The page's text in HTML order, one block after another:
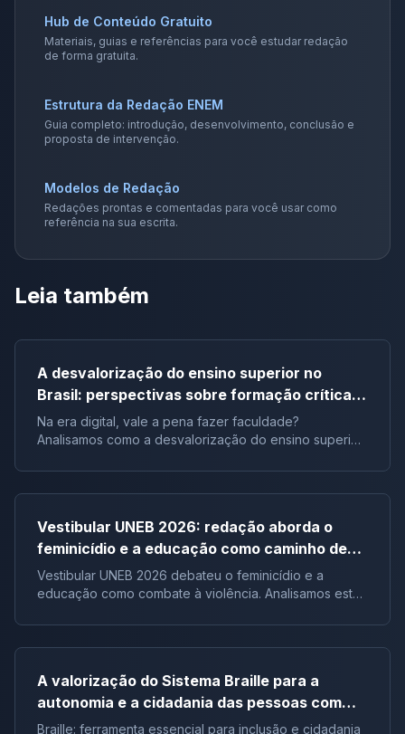
Hub de Conteúdo Gratuito
Materiais, guias e referências para você estudar redação
de forma gratuita.
Estrutura da Redação ENEM
Guia completo: introdução, desenvolvimento, conclusão e
proposta de intervenção.
Modelos de Redação
Redações prontas e comentadas para você usar como
referência na sua escrita.
Leia também
A desvalorização do ensino superior no
Brasil: perspectivas sobre formação crítica e
influência digital |Tema de redação
Na era digital, vale a pena fazer faculdade?
Analisamos como a desvalorização do ensino superior
Brasil.
Vestibular UNEB 2026: redação aborda o
feminicídio e a educação como caminho de
combate à violência
Vestibular UNEB 2026 debateu o feminicídio e a
educação como combate à violência. Analisamos este
para futuras pautas sociais.
A valorização do Sistema Braille para a
autonomia e a cidadania das pessoas com
deficiência visual no Brasil |Tema de redação
Braille: ferramenta essencial para inclusão e cidadania